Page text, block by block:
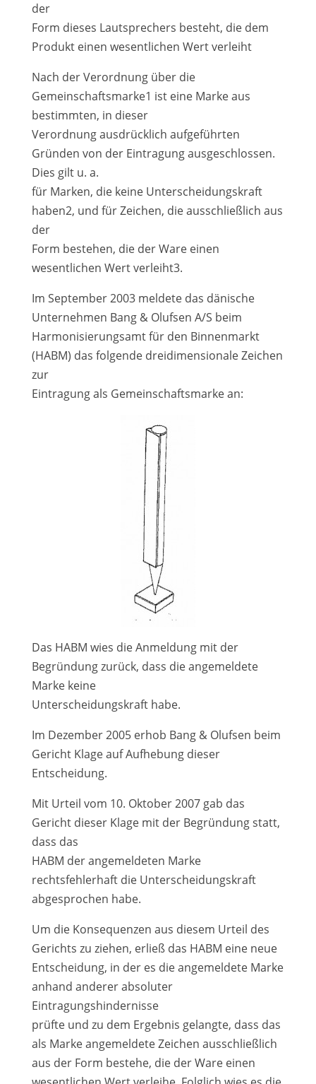
der
Form dieses Lautsprechers besteht, die dem
Produkt einen wesentlichen Wert verleiht
Nach der Verordnung über die
Gemeinschaftsmarke1 ist eine Marke aus
bestimmten, in dieser
Verordnung ausdrücklich aufgeführten
Gründen von der Eintragung ausgeschlossen.
Dies gilt u. a.
für Marken, die keine Unterscheidungskraft
haben2, und für Zeichen, die ausschließlich aus
der
Form bestehen, die der Ware einen
wesentlichen Wert verleiht3.
Im September 2003 meldete das dänische
Unternehmen Bang & Olufsen A/S beim
Harmonisierungsamt für den Binnenmarkt
(HABM) das folgende dreidimensionale Zeichen
zur
Eintragung als Gemeinschaftsmarke an:
Das HABM wies die Anmeldung mit der
Begründung zurück, dass die angemeldete
Marke keine
Unterscheidungskraft habe.
Im Dezember 2005 erhob Bang & Olufsen beim
Gericht Klage auf Aufhebung dieser
Entscheidung.
Mit Urteil vom 10. Oktober 2007 gab das
Gericht dieser Klage mit der Begründung statt,
dass das
HABM der angemeldeten Marke
rechtsfehlerhaft die Unterscheidungskraft
abgesprochen habe.
Um die Konsequenzen aus diesem Urteil des
Gerichts zu ziehen, erließ das HABM eine neue
Entscheidung, in der es die angemeldete Marke
anhand anderer absoluter
Eintragungshindernisse
prüfte und zu dem Ergebnis gelangte, dass das
als Marke angemeldete Zeichen ausschließlich
aus der Form bestehe, die der Ware einen